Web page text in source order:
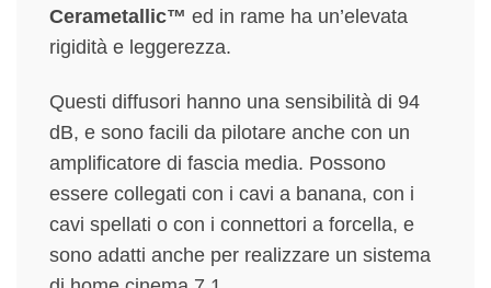
Cerametallic™ ed in rame ha un’elevata
rigidità e leggerezza.
Questi diffusori hanno una sensibilità di 94
dB, e sono facili da pilotare anche con un
amplificatore di fascia media. Possono
essere collegati con i cavi a banana, con i
cavi spellati o con i connettori a forcella, e
sono adatti anche per realizzare un sistema